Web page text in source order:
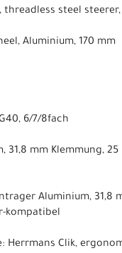
threadless steel steerer,
Aluminium, 170 mm
6/7/8fach
31,8 mm Klemmung, 25
Aluminium, 31,8
kompatibel
Herrmans Clik,